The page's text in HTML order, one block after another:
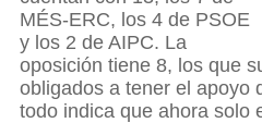
MÉS-ERC, los 4 de PSOE
y los 2 de AIPC. La
oposición tiene 8, los que
obligados a tener el apoyo
todo indica que ahora solo